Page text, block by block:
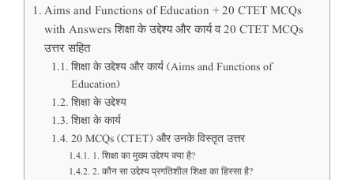
Aims and Functions of Education + 20 CTET MCQs
with Answers शिक्षा के उद्देश्य और कार्य व 20 CTET MCQs
उत्तर सहित
शिक्षा के उद्देश्य और कार्य (Aims and Functions of
Education)
शिक्षा के उद्देश्य
शिक्षा के कार्य
20 MCQs (CTET) और उनके विस्तृत उत्तर
1. शिक्षा का मुख्य उद्देश्य क्या है?
2. कौन सा उद्देश्य प्रगतिशील शिक्षा का हिस्सा है?